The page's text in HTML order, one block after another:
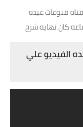
منوعات عبده
كان نهايه شرح
الفيديو علي